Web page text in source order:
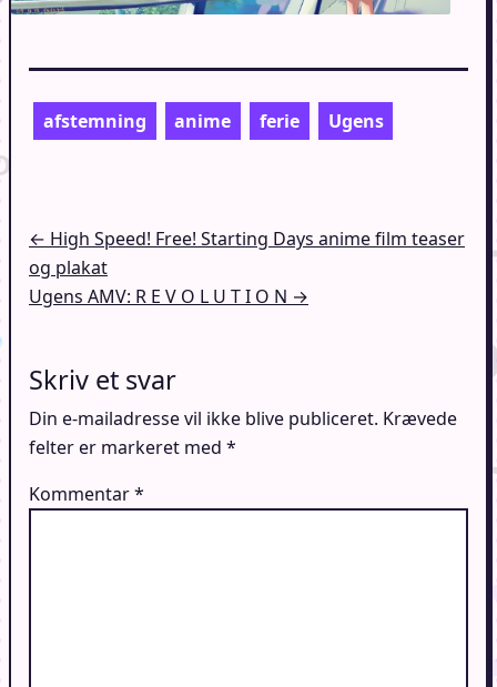
afstemning anime ferie Ugens
Indlægsnavigation
← High Speed! Free! Starting Days anime film teaser
og plakat
Ugens AMV: R E V O L U T I O N →
Skriv et svar
Din e-mailadresse vil ikke blive publiceret. Krævede
felter er markeret med *
Kommentar*